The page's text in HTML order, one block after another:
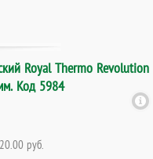
Royal Thermo Revolution
Код 5984
руб.